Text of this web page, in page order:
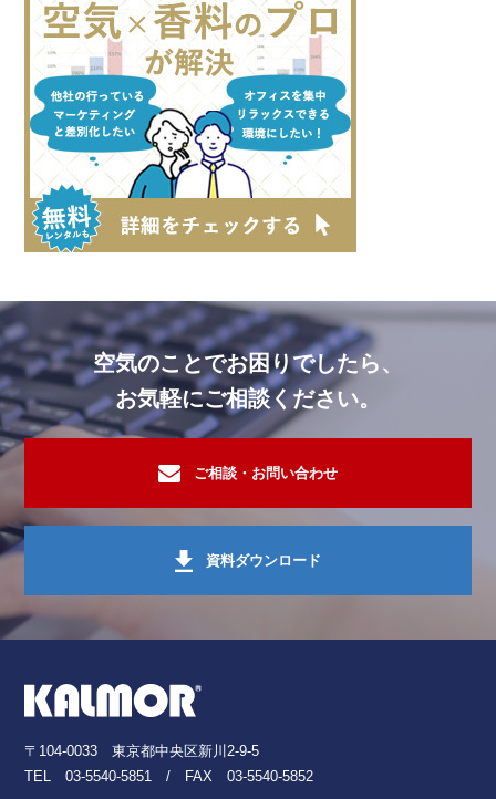
空気のことでお困りでしたら、
お気軽にご相談ください。
ご相談・お問い合わせ
資料ダウンロード
〒104-0033 東京都中央区新川2-9-5
TEL03-5540-5851 / FAX 03-5540-5852